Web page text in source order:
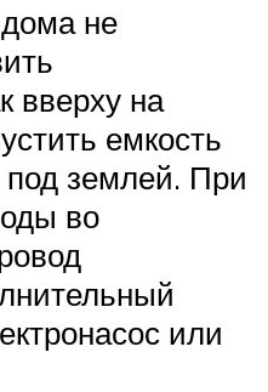
не
вверху на
емкость
под землей. При
во
или